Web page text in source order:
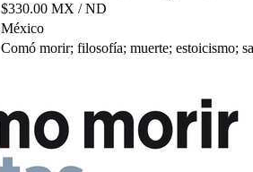
$330.00 MX / ND
México
Comó morir; filosofía; muerte; estoicismo;